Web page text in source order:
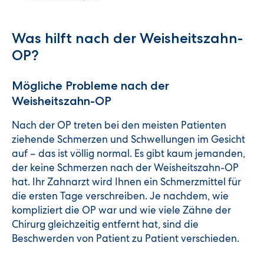
Was hilft nach der Weisheitszahn-
OP?
Mögliche Probleme nach der
Weisheitszahn-OP
Nach der OP treten bei den meisten Patienten
ziehende Schmerzen und Schwellungen im Gesicht
auf – das ist völlig normal. Es gibt kaum jemanden,
der keine Schmerzen nach der Weisheitszahn-OP
hat. Ihr Zahnarzt wird Ihnen ein Schmerzmittel für
die ersten Tage verschreiben. Je nachdem, wie
kompliziert die OP war und wie viele Zähne der
Chirurg gleichzeitig entfernt hat, sind die
Beschwerden von Patient zu Patient verschieden.